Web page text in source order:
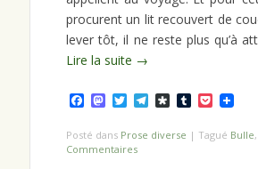
procurent un lit recouvert de
lever tôt, il ne reste plus qu’à
Lire la suite →
Facebook
Mastodon
TwitterTelegram
Diaspora
TumblrPocket
Posté dans Prose diverse | Tagué Bulle
Commentaires